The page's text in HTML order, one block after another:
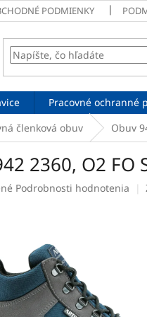
PODMIENKY
Pracovné ochranné
členková obuv Obuv
2360, O2 FO
Podrobnosti hodnotenia